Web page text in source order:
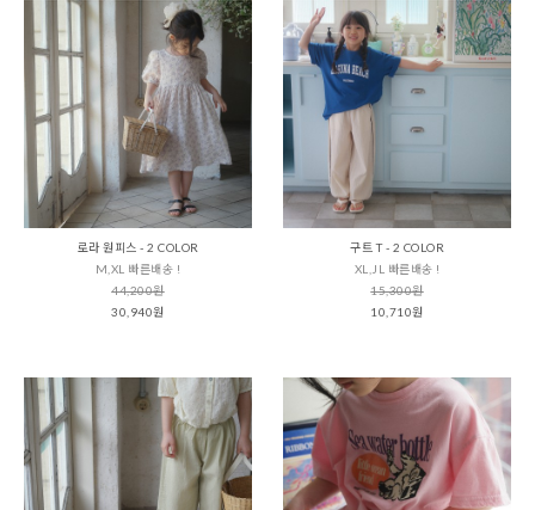
로라 원피스 - 2 COLOR
M,XL 빠른배송 !
44,200원
30,940원
구트 T - 2 COLOR
XL,JL 빠른배송 !
15,300원
10,710원